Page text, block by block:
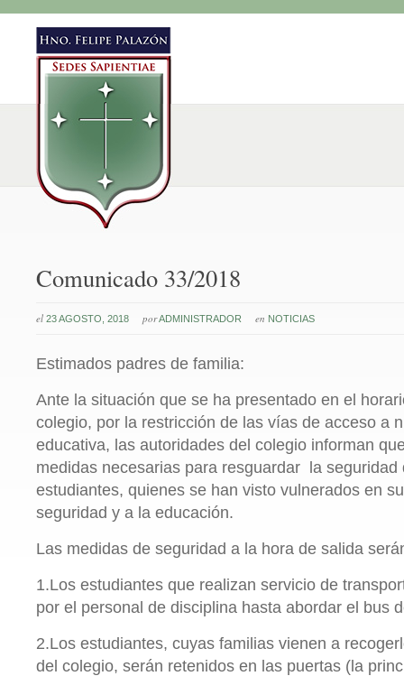
Comunicado 33/2018
el 23 AGOSTO, 2018 porADMINISTRADOR en NOTICIAS
Estimados padres de familia:
Ante la situación que se ha presentado en el
colegio, por la restricción de las vías de acceso a
educativa, las autoridades del colegio informan
medidas necesarias para resguardar la seguridad
estudiantes, quienes se han visto vulnerados en
seguridad y a la educación.
Las medidas de seguridad a la hora de salida
1.Los estudiantes que realizan servicio de
por el personal de disciplina hasta abordar el bus
2.Los estudiantes, cuyas familias vienen a
del colegio, serán retenidos en las puertas (la